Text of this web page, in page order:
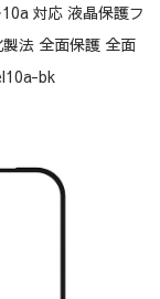
対応 液晶保護フ
法 全面保護 全面
bk